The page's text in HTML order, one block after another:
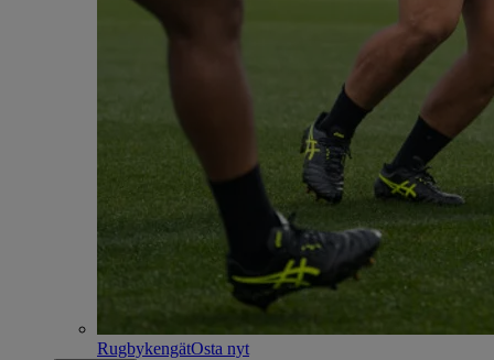
RugbykengätOsta nyt